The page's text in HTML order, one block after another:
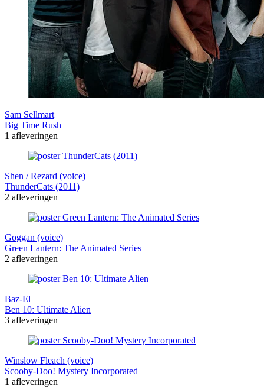
Sam Sellmart
Big Time Rush
1 afleveringen
Shen / Rezard (voice)
ThunderCats (2011)
2 afleveringen
Goggan (voice)
Green Lantern: The Animated Series
2 afleveringen
Baz-El
Ben 10: Ultimate Alien
3 afleveringen
Winslow Fleach (voice)
Scooby-Doo! Mystery Incorporated
1 afleveringen